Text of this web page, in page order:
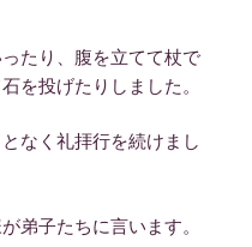
たり、腹を立てて杖で
を投げたりしました。
なく礼拝行を続けまし
弟子たちに言います。